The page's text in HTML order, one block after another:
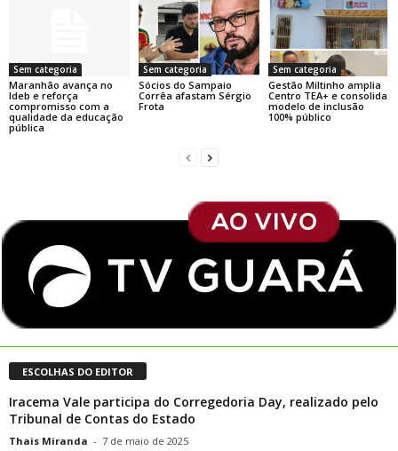
Sem categoria
Maranhão avança no
Ideb e reforça
compromisso com a
qualidade da educação
pública
Sem categoria
Sócios do Sampaio
Corrêa afastam Sérgio
Frota
Sem categoria
Gestão Miltinho amplia
Centro TEA+ e consolida
modelo de inclusão
100% público
ESCOLHAS DO EDITOR
Iracema Vale participa do Corregedoria Day, realizado pelo
Tribunal de Contas do Estado
Thais Miranda - 7 de maio de 2025